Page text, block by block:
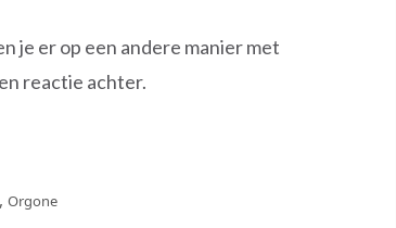
je er op een andere manier met
reactie achter.
,Orgone